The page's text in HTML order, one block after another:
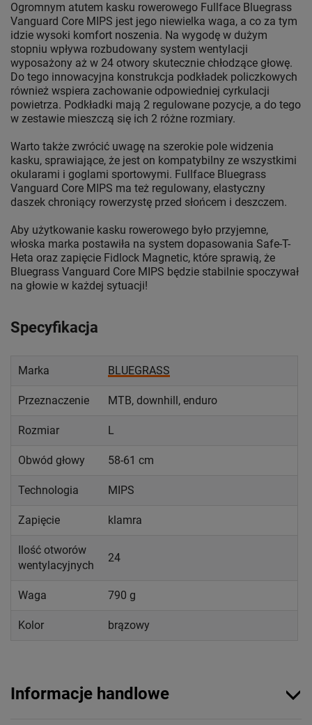
Ogromnym atutem kasku rowerowego Fullface Bluegrass
Vanguard Core MIPS jest jego niewielka waga, a co za tym
idzie wysoki komfort noszenia. Na wygodę w dużym
stopniu wpływa rozbudowany system wentylacji
wyposażony aż w 24 otwory skutecznie chłodzące głowę.
Do tego innowacyjna konstrukcja podkładek policzkowych
również wspiera zachowanie odpowiedniej cyrkulacji
powietrza. Podkładki mają 2 regulowane pozycje, a do tego
w zestawie mieszczą się ich 2 różne rozmiary.
Warto także zwrócić uwagę na szerokie pole widzenia
kasku, sprawiające, że jest on kompatybilny ze wszystkimi
okularami i goglami sportowymi. Fullface Bluegrass
Vanguard Core MIPS ma też regulowany, elastyczny
daszek chroniący rowerzystę przed słońcem i deszczem.
Aby użytkowanie kasku rowerowego było przyjemne,
włoska marka postawiła na system dopasowania Safe-T-
Heta oraz zapięcie Fidlock Magnetic, które sprawią, że
Bluegrass Vanguard Core MIPS będzie stabilnie spoczywał
na głowie w każdej sytuacji!
Specyfikacja
Marka BLUEGRASS
Przeznaczenie MTB, downhill, enduro
Rozmiar L
Obwód głowy 58-61 cm
Technologia MIPS
Zapięcie klamra
Ilość otworów
wentylacyjnych
24
Waga 790 g
Kolor brązowy
Informacje handlowe